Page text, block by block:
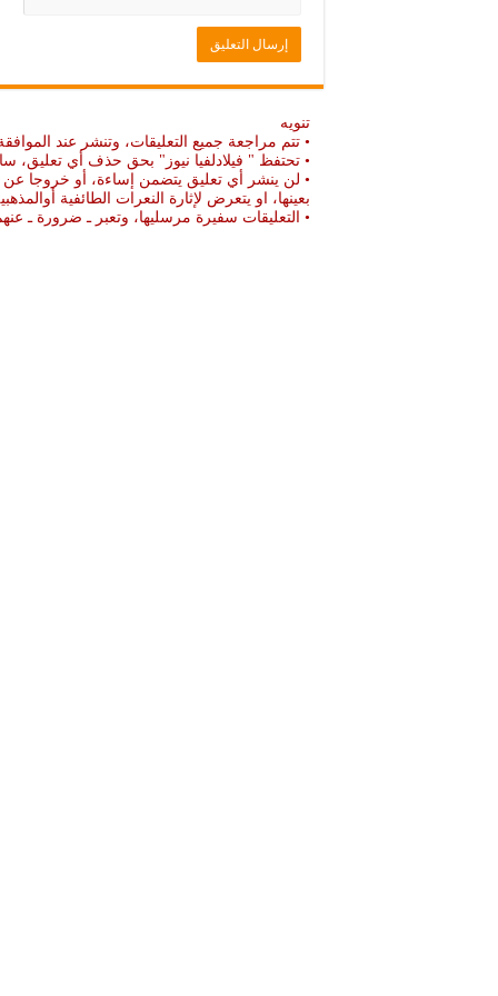
تنويه
• تتم مراجعة جميع التعليقات، وتنشر عند
• تحتفظ " فيلادلفيا نيوز" بحق حذف أي تعليق،
• لن ينشر أي تعليق يتضمن إساءة، أو خروجا عن
بعينها، او يتعرض لإثارة النعرات الطائفية
• التعليقات سفيرة مرسليها، وتعبر ـ ضرورة